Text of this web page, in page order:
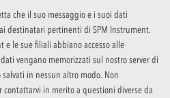
che il suo messaggio e i suoi dati
destinatari pertinenti di SPM Instrument.
e le sue filiali abbiano accesso alle
vengano memorizzati sul nostro server di
in nessun altro modo. Non
in merito a questioni diverse da